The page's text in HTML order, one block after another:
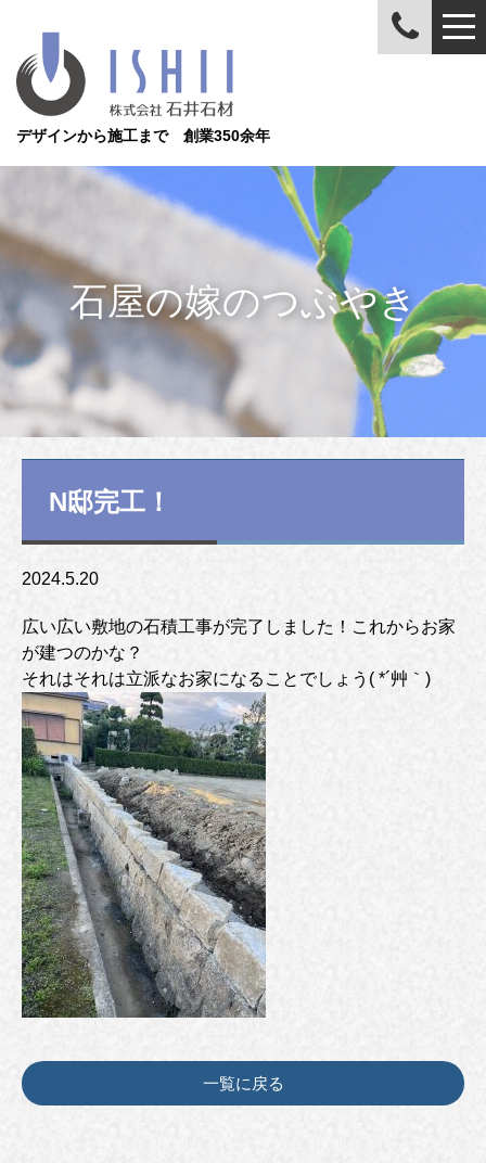
デザインから施工まで 創業350余年
石屋の嫁のつぶやき
N邸完工！
2024.5.20
広い広い敷地の石積工事が完了しました！これからお家
が建つのかな？
それはそれは立派なお家になることでしょう( *´艸｀)
一覧に戻る